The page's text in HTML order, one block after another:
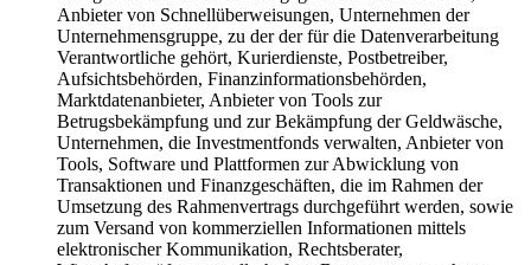
Anbieter von Schnellüberweisungen, Unternehmen der
Unternehmensgruppe, zu der der für die Datenverarbeitung
Verantwortliche gehört, Kurierdienste, Postbetreiber,
Aufsichtsbehörden, Finanzinformationsbehörden,
Marktdatenanbieter, Anbieter von Tools zur
Betrugsbekämpfung und zur Bekämpfung der Geldwäsche,
Unternehmen, die Investmentfonds verwalten, Anbieter von
Tools, Software und Plattformen zur Abwicklung von
Transaktionen und Finanzgeschäften, die im Rahmen der
Umsetzung des Rahmenvertrags durchgeführt werden, sowie
zum Versand von kommerziellen Informationen mittels
elektronischer Kommunikation, Rechtsberater,